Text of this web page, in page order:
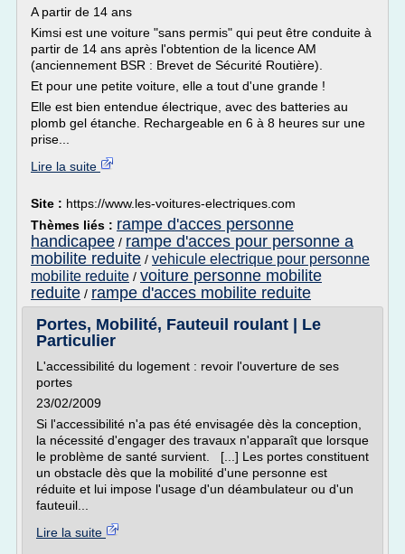
A partir de 14 ans
Kimsi est une voiture "sans permis" qui peut être conduite à
partir de 14 ans après l'obtention de la licence AM
(anciennement BSR : Brevet de Sécurité Routière).
Et pour une petite voiture, elle a tout d'une grande !
Elle est bien entendue électrique, avec des batteries au
plomb gel étanche. Rechargeable en 6 à 8 heures sur une
prise...
Lire la suite
Site : https://www.les-voitures-electriques.com
Thèmes liés : rampe d'acces personne
handicapee / rampe d'acces pour personne a
mobilite reduite / vehicule electrique pour personne
mobilite reduite / voiture personne mobilite
reduite / rampe d'acces mobilite reduite
Portes, Mobilité, Fauteuil roulant | Le
Particulier
L'accessibilité du logement : revoir l'ouverture de ses
portes
23/02/2009
Si l'accessibilité n'a pas été envisagée dès la conception,
la nécessité d'engager des travaux n'apparaît que lorsque
le problème de santé survient. [...] Les portes constituent
un obstacle dès que la mobilité d'une personne est
réduite et lui impose l'usage d'un déambulateur ou d'un
fauteuil...
Lire la suite